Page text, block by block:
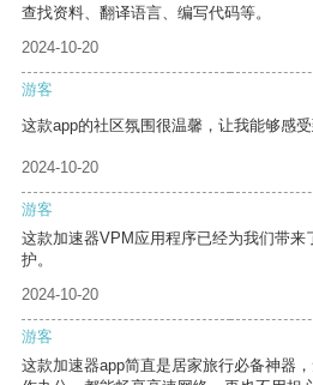
查找资料、翻译语言、编写代码等。
2024-10-20
游客
这款app的社区氛围很温馨，让我能够感受
2024-10-20
游客
这款加速器VPM应用程序已经为我们带来
护。
2024-10-20
游客
这款加速器app简直是居家旅行必备神器